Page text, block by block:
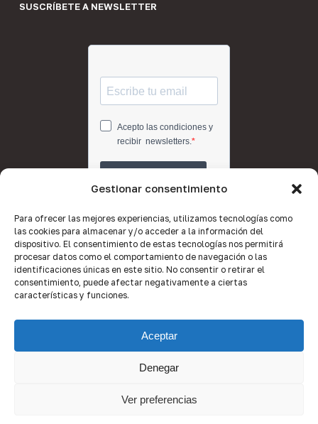
Gestionar consentimiento
Para ofrecer las mejores experiencias, utilizamos tecnologías como
las cookies para almacenar y/o acceder a la información del
dispositivo. El consentimiento de estas tecnologías nos permitirá
procesar datos como el comportamiento de navegación o las
identificaciones únicas en este sitio. No consentir o retirar el
consentimiento, puede afectar negativamente a ciertas
características y funciones.
Aceptar
Denegar
Ver preferencias
SUSCRÍBETE A NEWSLETTER
© 2026 Quality Brokers Valencia.